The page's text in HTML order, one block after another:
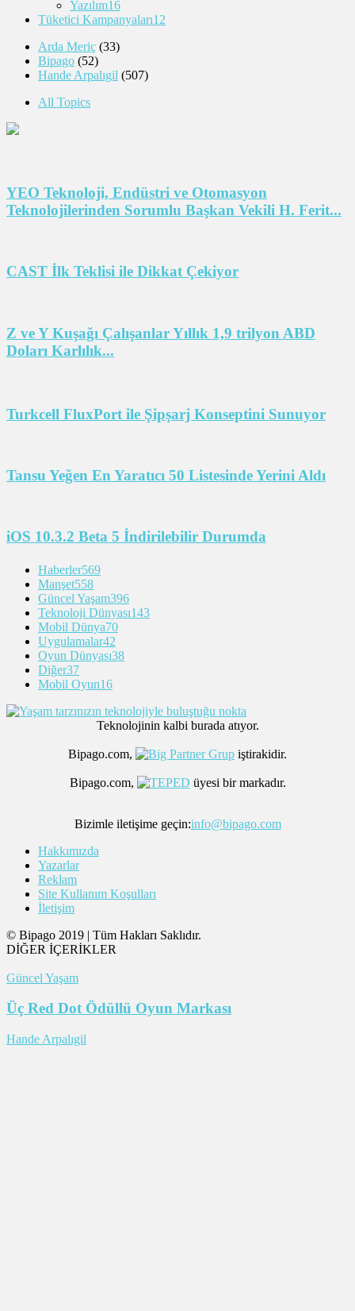
Yazılım16
Tüketici Kampanyaları12
Arda Meriç (33)
Bipago (52)
Hande Arpalıgil (507)
All Topics
YEO Teknoloji, Endüstri ve Otomasyon
Teknolojilerinden Sorumlu Başkan Vekili H. Ferit...
CAST İlk Teklisi ile Dikkat Çekiyor
Z ve Y Kuşağı Çalışanlar Yıllık 1,9 trilyon ABD
Doları Karlılık...
Turkcell FluxPort ile Şipşarj Konseptini Sunuyor
Tansu Yeğen En Yaratıcı 50 Listesinde Yerini Aldı
iOS 10.3.2 Beta 5 İndirilebilir Durumda
Haberler569
Manşet558
Güncel Yaşam396
Teknoloji Dünyası143
Mobil Dünya70
Uygulamalar42
Oyun Dünyası38
Diğer37
Mobil Oyun16
Teknolojinin kalbi burada atıyor.
Bipago.com, iştirakidir.
Bipago.com, üyesi bir markadır.
Bizimle iletişime geçin:info@bipago.com
Hakkımızda
Yazarlar
Reklam
Site Kullanım Koşulları
İletişim
© Bipago 2019 | Tüm Hakları Saklıdır.
DİĞER İÇERİKLER
Güncel Yaşam
Üç Red Dot Ödüllü Oyun Markası
Hande Arpalıgil